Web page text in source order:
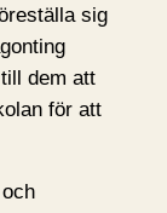
sig
dem att
för att